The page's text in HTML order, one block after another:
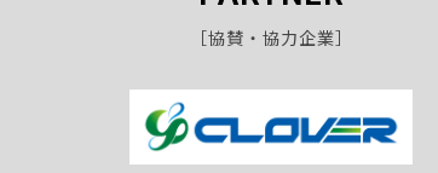
［協賛・協力企業］